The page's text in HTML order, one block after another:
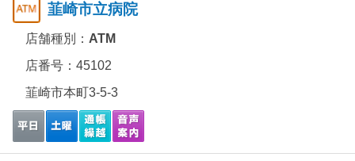
韮崎市立病院
店舗種別： ATM
店番号：45102
韮崎市本町3-5-3